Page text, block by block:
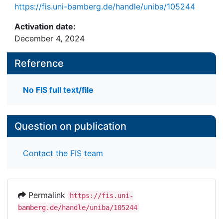
https://fis.uni-bamberg.de/handle/uniba/105244
Activation date:
December 4, 2024
Reference
No FIS full text/file
Question on publication
Contact the FIS team
Permalink
https://fis.uni-
bamberg.de/handle/uniba/105244